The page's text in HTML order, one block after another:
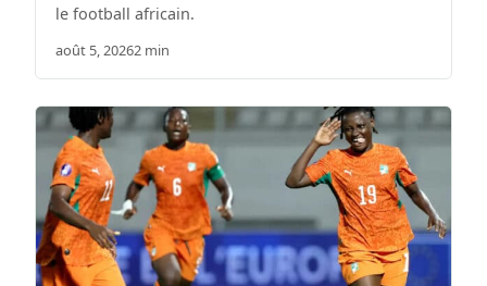
le football africain.
août 5, 20262 min